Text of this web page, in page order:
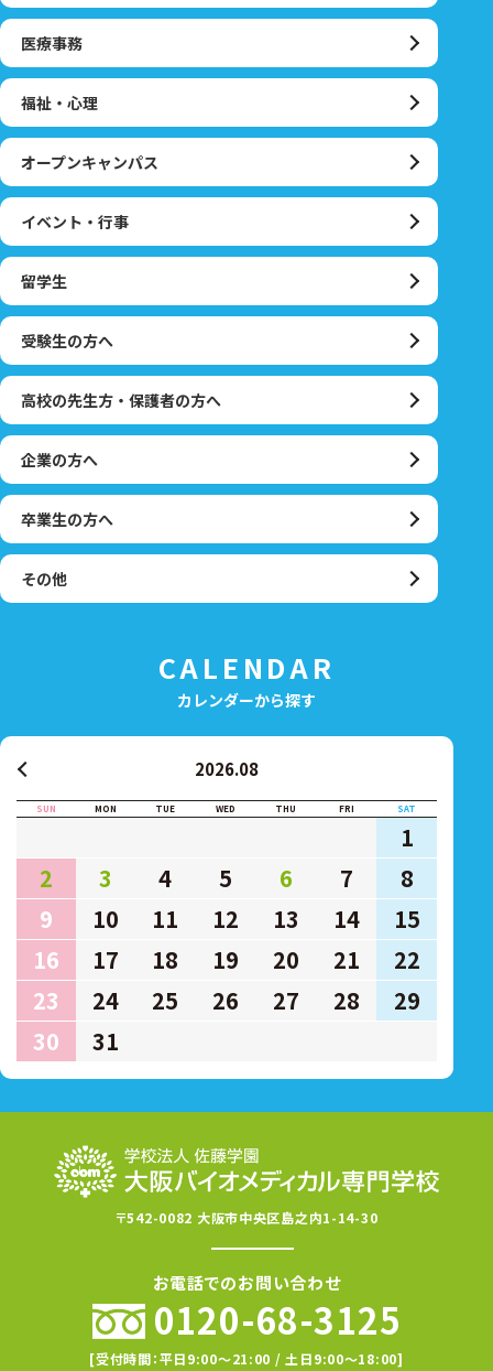
医療事務
福祉・心理
オープンキャンパス
イベント・行事
留学生
受験生の方へ
高校の先生方・保護者の方へ
企業の方へ
卒業生の方へ
その他
CALENDAR
カレンダーから探す
2026.08
SUN MON TUE WED THU FRI SAT
1
2
3 4 5 6 7
8
9
10 11 12 13 14
15
16
17 18 19 20 21
22
23
24 25 26 27 28
29
30
31
〒542-0082 大阪市中央区島之内1-14-30
お電話でのお問い合わせ
0120-68-3125
[受付時間：平日9:00〜21:00 / 土日9:00〜18:00]